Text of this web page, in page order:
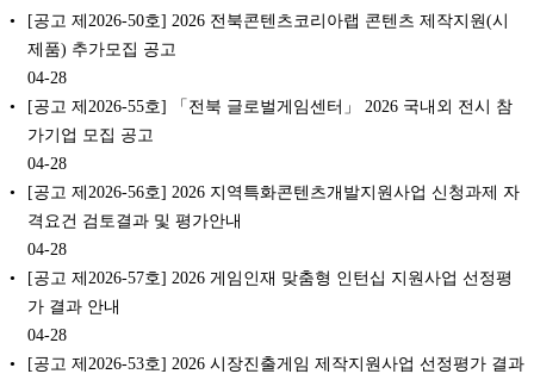
[공고 제2026-50호] 2026 전북콘텐츠코리아랩 콘텐츠 제작지원(시
제품) 추가모집 공고
04-28
[공고 제2026-55호] 「전북 글로벌게임센터」 2026 국내외 전시 참
가기업 모집 공고
04-28
[공고 제2026-56호] 2026 지역특화콘텐츠개발지원사업 신청과제 자
격요건 검토결과 및 평가안내
04-28
[공고 제2026-57호] 2026 게임인재 맞춤형 인턴십 지원사업 선정평
가 결과 안내
04-28
[공고 제2026-53호] 2026 시장진출게임 제작지원사업 선정평가 결과